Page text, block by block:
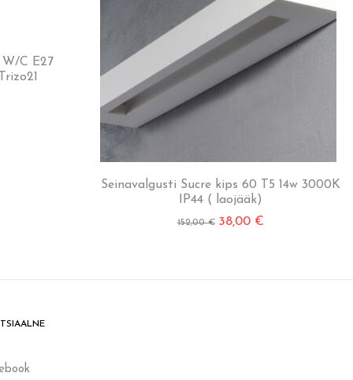
C E27
Seinavalgusti Sucre kips 60 T5 14w 3000K
IP44 ( laojääk)
152,00€ 38,00 €